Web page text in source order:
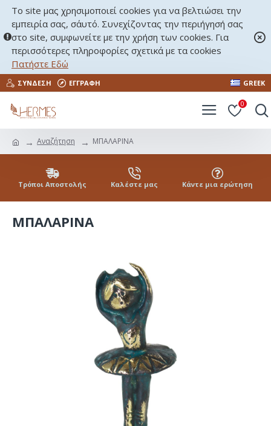
Το site μας χρησιμοποιεί cookies για να βελτιώσει την
εμπειρία σας, σ΄αυτό. Συνεχίζοντας την περιήγησή σας
στο site, συμφωνείτε με την χρήση των cookies. Για
περισσότερες πληροφορίες σχετικά με τα cookies
Πατήστε Εδώ
ΣΎΝΔΕΣΗ ΕΓΓΡΑΦΉ GREEK
0
Αναζήτηση ΜΠΑΛΑΡΙΝΑ
Τρόποι Αποστολής Καλέστε μας Κάντε μια ερώτηση
ΜΠΑΛΑΡΙΝΑ